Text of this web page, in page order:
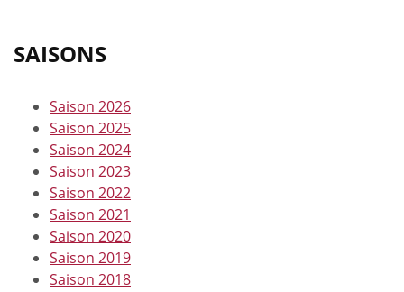
SAISONS
Saison 2026
Saison 2025
Saison 2024
Saison 2023
Saison 2022
Saison 2021
Saison 2020
Saison 2019
Saison 2018